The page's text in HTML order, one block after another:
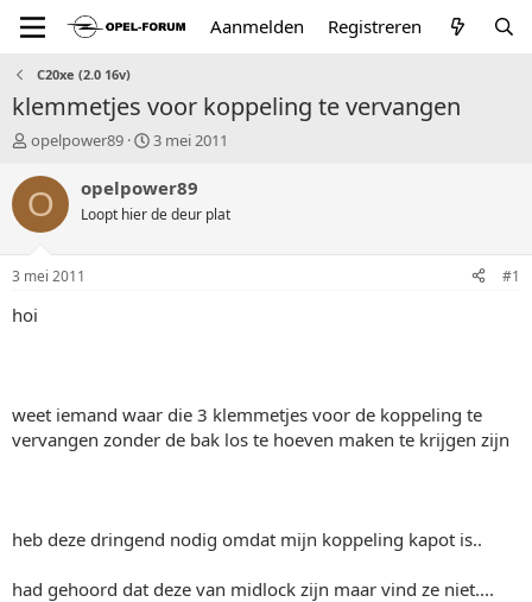
Aanmelden Registreren
C20xe (2.0 16v)
klemmetjes voor koppeling te vervangen
T
p
i
a
r
opelpower89
S
a
r
t
3 mei 2011
O opelpower89
Loopt hier de deur plat
3 mei 2011 #1
hoi
weet iemand waar die 3 klemmetjes voor de koppeling te
vervangen zonder de bak los te hoeven maken te krijgen zijn
heb deze dringend nodig omdat mijn koppeling kapot is..
had gehoord dat deze van midlock zijn maar vind ze niet....